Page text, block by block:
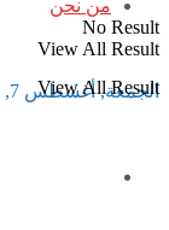
View All Result
من نحن
الجمعة, أغسطس 7, 2026
No Result
View All Result